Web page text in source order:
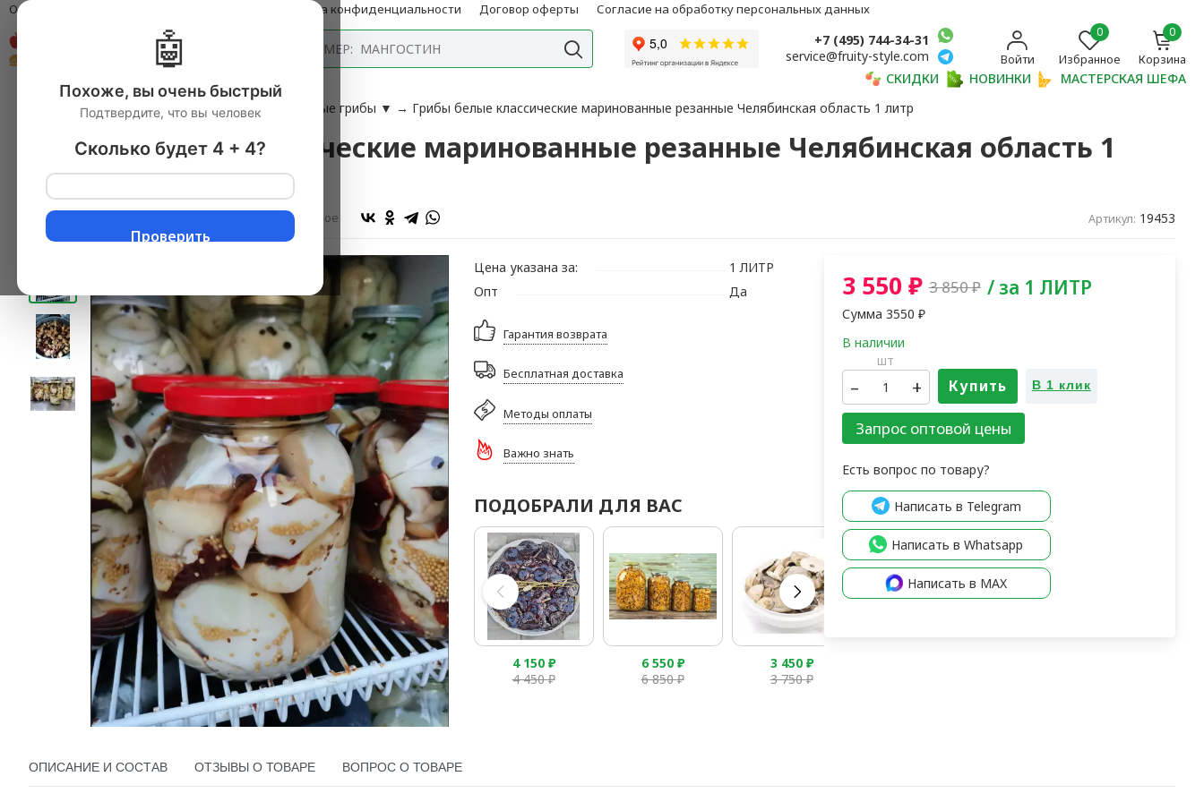
О компании Политика конфиденциальности Договор оферты Согласие на обработку персональных данных
Каталог
+7 (495) 744-34-31
service@fruity-style.com
Войти
0
Избранное
0
Корзина
СКИДКИ НОВИНКИ
МАСТЕРСКАЯ ШЕФА
→ ГРИБЫ В АССОРТИМЕНТЕ Белые грибы ▼ → Грибы белые классические маринованные резанные Челябинская область 1 литр
Грибы белые классические маринованные резанные Челябинская область 1
литр
В избранное Артикул: 19453
Цена указана за:
1 ЛИТР
Опт
Да
Гарантия возврата
Бесплатная доставка
Методы оплаты
Важно знать
ПОДОБРАЛИ ДЛЯ ВАС
4 150 ₽
4 450₽
6 550 ₽
6 850₽
3 450 ₽
3 750₽
3 550 ₽ 3 850₽ / за 1 ЛИТР
Сумма 3550 ₽
шт
– + Купить В 1 клик
Запрос оптовой цены
Есть вопрос по товару?
Написать в Telegram
Написать в Whatsapp
Написать в MAX
ОПИСАНИЕ И СОСТАВ ОТЗЫВЫ О ТОВАРЕ ВОПРОС О ТОВАРЕ
🤖
Похоже, вы очень быстрый
Подтвердите, что вы человек
Сколько будет 4 + 4?
Проверить